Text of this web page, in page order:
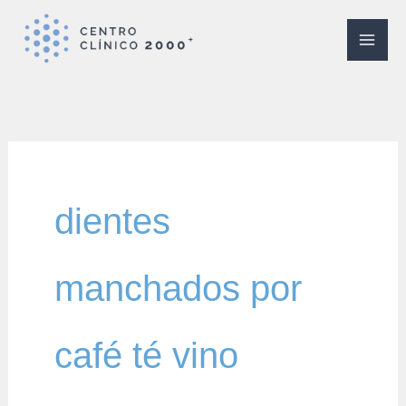
dientes
manchados por
café té vino